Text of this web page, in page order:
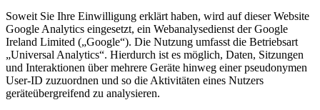
Soweit Sie Ihre Einwilligung erklärt haben, wird auf dieser Website
Google Analytics eingesetzt, ein Webanalysedienst der Google
Ireland Limited („Google“). Die Nutzung umfasst die Betriebsart
„Universal Analytics“. Hierdurch ist es möglich, Daten, Sitzungen
und Interaktionen über mehrere Geräte hinweg einer pseudonymen
User-ID zuzuordnen und so die Aktivitäten eines Nutzers
geräteübergreifend zu analysieren.